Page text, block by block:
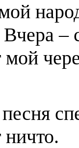
–
мой
ничто.